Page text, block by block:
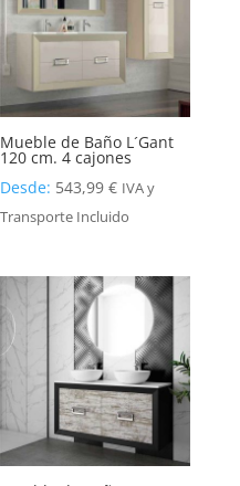
Mueble de Baño L´Gant
120 cm. 4 cajones
Desde: 543,99€ IVA y
Transporte Incluido